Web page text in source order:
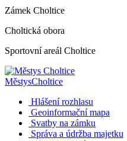
Zámek Choltice
Choltická obora
Sportovní areál Choltice
MěstysCholtice
Hlášení rozhlasu
Geoinformační mapa
Svatby na zámku
Správa a údržba majetku